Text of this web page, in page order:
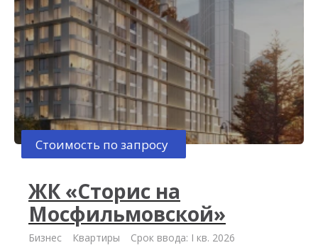
Стоимость по запросу
ЖК «Сторис на
Мосфильмовской»
Бизнес Квартиры Срок ввода: I кв. 2026